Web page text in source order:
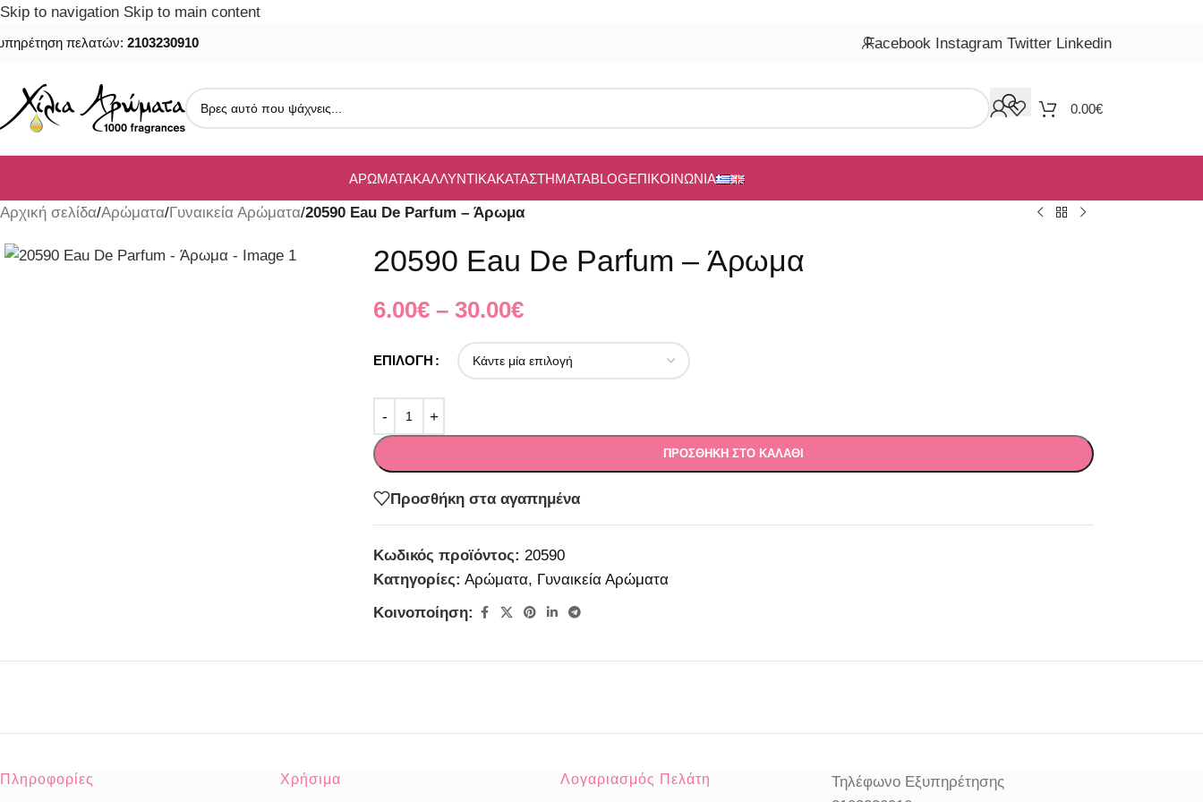
Skip to navigation Skip to main content
πελατών: 2103230910 Facebook Instagram Twitter Linkedin
0.00€
ΑΡΏΜΑΤΑΚΑΛΛΥΝΤΙΚΆΚΑΤΑΣΤΉΜΑΤΑBLOGΕΠΙΚΟΙΝΩΝΊΑ
Αρχική σελίδα/Αρώματα/Γυναικεία Αρώματα/20590 Eau De Parfum – Άρωμα
20590 Eau De Parfum – Άρωμα
6.00€ – 30.00€
ΕΠΙΛΟΓΉ
ΠΡΟΣΘΉΚΗ ΣΤΟ ΚΑΛΆΘΙ
Προσθήκη στα αγαπημένα
Κωδικός προϊόντος:20590
Κατηγορίες: Αρώματα, Γυναικεία Αρώματα
Κοινοποίηση:
Πληροφορίες Χρήσιμα Λογαριασμός Πελάτη
Τηλέφωνο Εξυπηρέτησης